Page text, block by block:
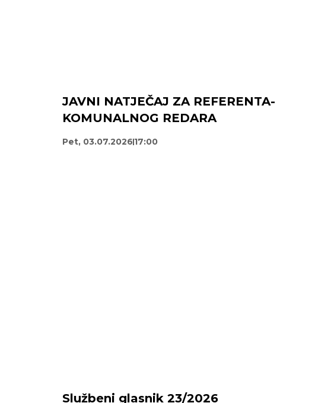
JAVNI NATJEČAJ ZA REFERENTA-
KOMUNALNOG REDARA
Pet, 03.07.202617:00
Službeni glasnik 23/2026